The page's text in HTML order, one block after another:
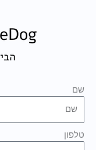
שם
טלפון